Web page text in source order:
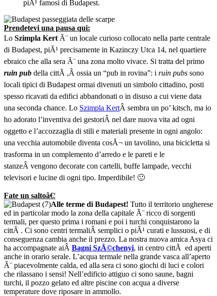
piÃ¹ famosi di Budapest.
Prendetevi una pausa qui:
Lo Szimpla Kert Ã¨ un locale curioso collocato nella parte centrale
di Budapest, piÃ¹ precisamente in Kazinczy Utca 14, nel quartiere
ebraico che alla sera Ã¨ una zona molto vivace. Si tratta del primo
ruin pub della cittÃ ,Â ossia un “pub in rovina”: i ruin pubs sono
locali tipici di Budapest ormai divenuti un simbolo cittadino, posti
spesso ricavati da edifici abbandonati o in disuso a cui viene data
una seconda chance. Lo Szimpla KertÂ sembra un po’ kitsch, ma io
ho adorato l’inventiva dei gestoriÂ nel dare nuova vita ad ogni
oggetto e l’accozzaglia di stili e materiali presente in ogni angolo:
una vecchia automobile diventa cosÃ¬ un tavolino, una bicicletta si
trasforma in un complemento d’arredo e le pareti e le
stanzeÂ vengono decorate con cartelli, buffe lampade, vecchi
televisori e lucine di ogni tipo. Imperdibile! 🙂
Fate un saltoâ€¦
Alle terme di Budapest! Tutto il territorio ungherese
ed in particolar modo la zona della capitale Ã¨ ricco di sorgenti
termali, per questo prima i romani e poi i turchi conquistarono la
cittÃ . Ci sono centri termaliÂ semplici o piÃ¹ curati e lussuosi, e di
conseguenza cambia anche il prezzo. La nostra nuova amica Asya ci
ha accompagnate aiÂ Bagni SzÃ©chenyi, in centro cittÃ ed aperti
anche in orario serale. L’acqua termale nella grande vasca all’aperto
Ã¨ piacevolmente calda, ed alla sera ci sono giochi di luci e colori
che rilassano i sensi! Nell’edificio attiguo ci sono saune, bagni
turchi, il pozzo gelato ed altre piscine con acqua a diverse
temperature dove riposare in ammollo.